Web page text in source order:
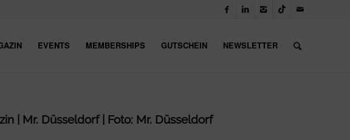
EVENTS MEMBERSHIPS GUTSCHEIN NEWSLETTER
| Mr. Düsseldorf | Foto: Mr. Düsseldorf